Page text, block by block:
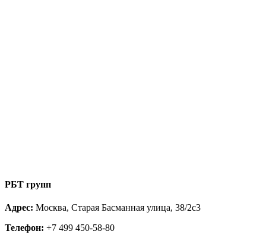
РБТ групп
Адрес: Москва, Старая Басманная улица, 38/2с3
Телефон: +7 499 450-58-80